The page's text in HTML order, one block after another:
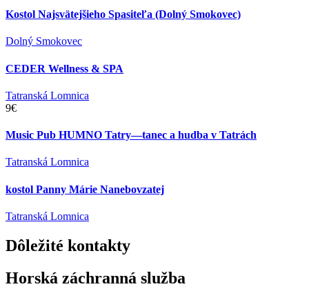
Kostol Najsvätejšieho Spasiteľa (Dolný Smokovec)
Dolný Smokovec
CEDER Wellness & SPA
Tatranská Lomnica
9€
Music Pub HUMNO Tatry—tanec a hudba v Tatrách
Tatranská Lomnica
kostol Panny Márie Nanebovzatej
Tatranská Lomnica
Dôležité kontakty
Horská záchranná služba